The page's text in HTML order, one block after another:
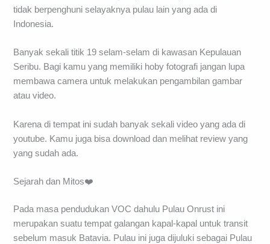
tidak berpenghuni selayaknya pulau lain yang ada di
Indonesia.
Banyak sekali titik 19 selam-selam di kawasan Kepulauan
Seribu. Bagi kamu yang memiliki hoby fotografi jangan lupa
membawa camera untuk melakukan pengambilan gambar
atau video.
Karena di tempat ini sudah banyak sekali video yang ada di
youtube. Kamu juga bisa download dan melihat review yang
yang sudah ada.
Sejarah dan Mitos❤️
Pada masa pendudukan VOC dahulu Pulau Onrust ini
merupakan suatu tempat galangan kapal-kapal untuk transit
sebelum masuk Batavia. Pulau ini juga dijuluki sebagai Pulau